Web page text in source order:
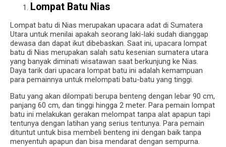
Lompat Batu Nias
Lompat batu di Nias merupakan upacara adat di Sumatera
Utara untuk menilai apakah seorang laki-laki sudah dianggap
dewasa dan dapat ikut dibebaskan. Saat ini, upacara lompat
batu di Nias merupakan salah satu kesenian sumatera utara
yang banyak diminati wisatawan saat berkunjung ke Nias.
Daya tarik dari upacara lompat batu ini adalah kemampuan
para pemainnya untuk melompati batu-batu yang tinggi.
Batu yang akan dilompati berupa benteng dengan lebar 90 cm,
panjang 60 cm, dan tinggi hingga 2 meter. Para pemain lompat
batu ini melakukan gerakan melompat tanpa alat apapun tapi
tentunya dengan latihan yang serius tentunya. Para pemain
dituntut untuk bisa membeli benteng ini dengan baik tanpa
menyentuh apapun dan bisa mendarat dengan sempurna.